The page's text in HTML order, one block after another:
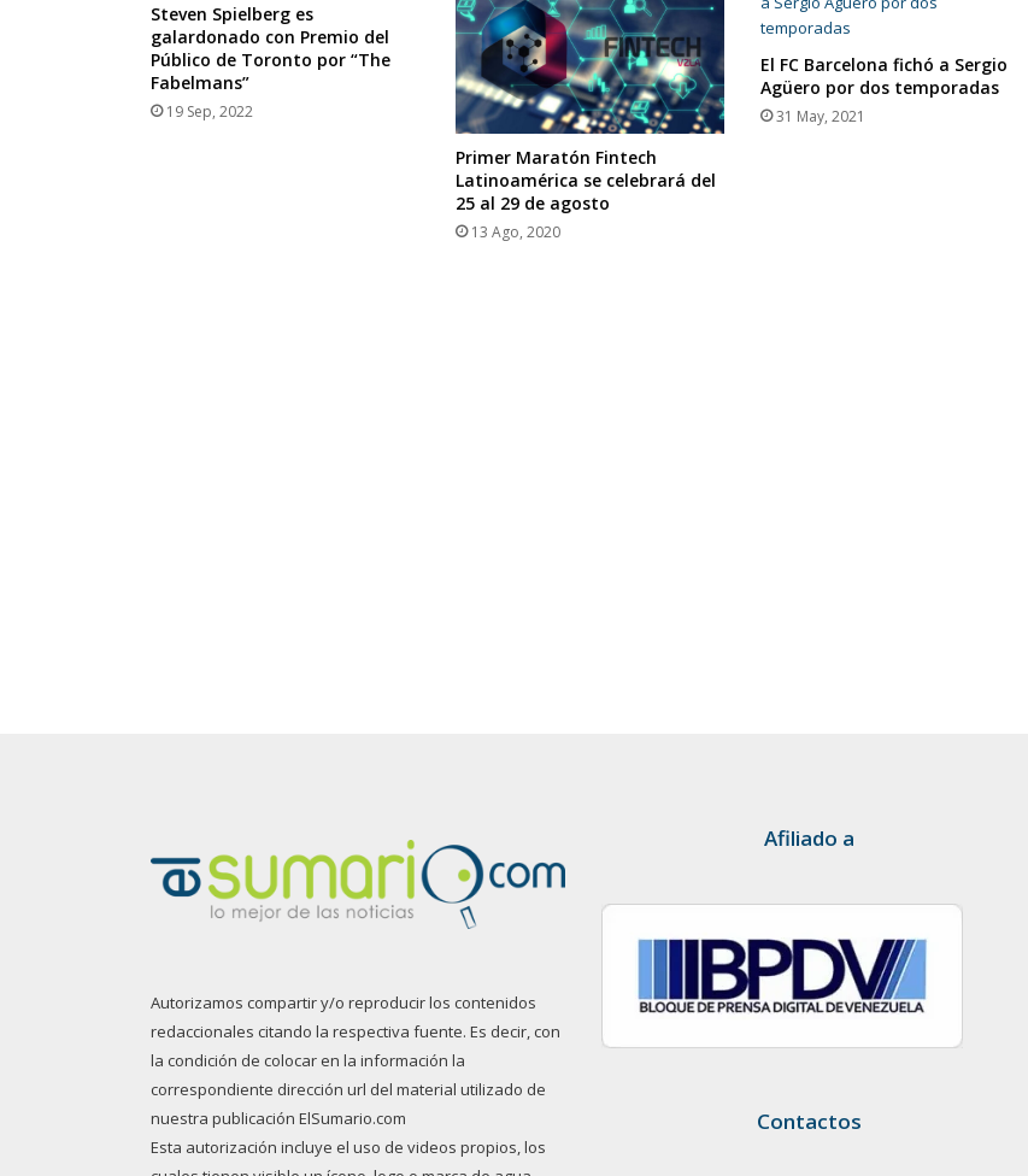
Steven Spielberg es
galardonado con Premio del
Público de Toronto por “The
Fabelmans”
19 Sep, 2022
Primer Maratón Fintech
Latinoamérica se celebrará del
25 al 29 de agosto
13 Ago, 2020
El FC Barcelona fichó a Sergio
Agüero por dos temporadas
31 May, 2021
Autorizamos compartir y/o reproducir los contenidos
redaccionales citando la respectiva fuente. Es decir, con
la condición de colocar en la información la
correspondiente dirección url del material utilizado de
nuestra publicación ElSumario.com
Esta autorización incluye el uso de videos propios, los
Afiliado a
Contactos